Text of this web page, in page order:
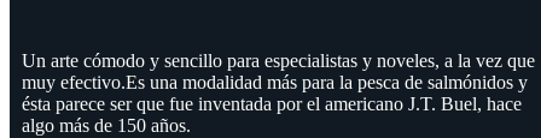
Un arte cómodo y sencillo para especialistas y noveles, a la vez que
muy efectivo.Es una modalidad más para la pesca de salmónidos y
ésta parece ser que fue inventada por el americano J.T. Buel, hace
algo más de 150 años.